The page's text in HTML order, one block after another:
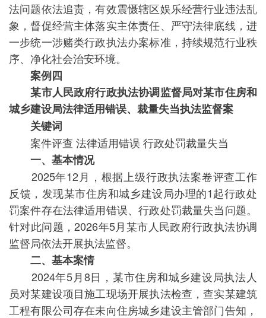
法问题依法追责，有效震慑辖区娱乐经营行业违法乱
象，督促经营主体落实主体责任、严守法律底线，进
一步统一涉赌类行政执法办案标准，持续规范行业秩
序、净化社会治安环境。
案例四
某市人民政府行政执法协调监督局对某市住房和
城乡建设局法律适用错误、裁量失当执法监督案
关键词
案件评查 法律适用错误 行政处罚裁量失当
一、基本情况
2025年12月，根据上级行政执法案卷评查工作
反馈，发现某市住房和城乡建设局办理的1起行政处
罚案件存在法律适用错误、行政处罚裁量失当问题。
针对此问题，2026年5月某市人民政府行政执法协调
监督局依法开展执法监督。
二、基本案情
2024年5月8日，某市住房和城乡建设局执法人
员对某建设项目施工现场开展执法检查，查实某建筑
工程有限公司存在未向住房城乡建设主管部门告知，